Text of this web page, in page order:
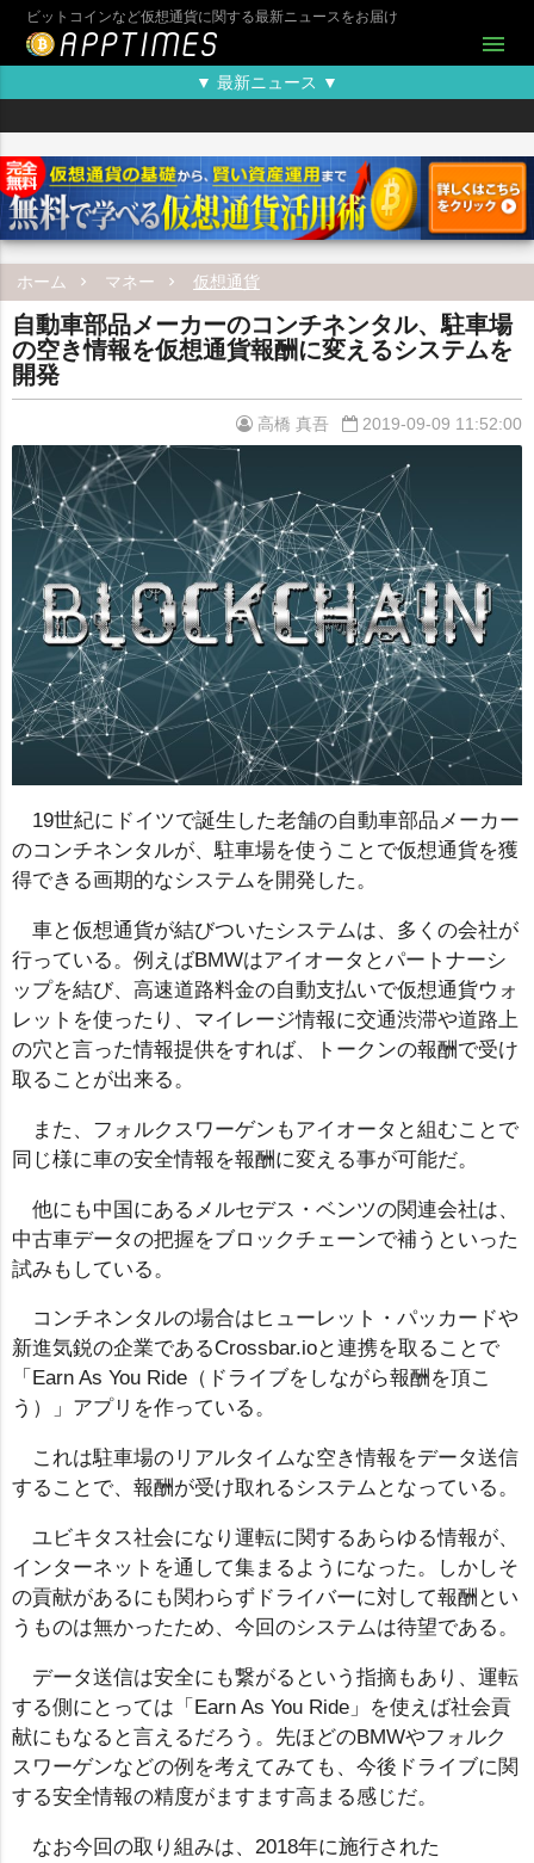
ビットコインなど仮想通貨に関する最新ニュースをお届け
menu
▼ 最新ニュース ▼
ホーム マネー 仮想通貨
自動車部品メーカーのコンチネンタル、駐車場
の空き情報を仮想通貨報酬に変えるシステムを
開発
高橋 真吾 2019-09-09 11:52:00
19世紀にドイツで誕生した老舗の自動車部品メーカー
のコンチネンタルが、駐車場を使うことで仮想通貨を獲
得できる画期的なシステムを開発した。
車と仮想通貨が結びついたシステムは、多くの会社が
行っている。例えばBMWはアイオータとパートナーシ
ップを結び、高速道路料金の自動支払いで仮想通貨ウォ
レットを使ったり、マイレージ情報に交通渋滞や道路上
の穴と言った情報提供をすれば、トークンの報酬で受け
取ることが出来る。
また、フォルクスワーゲンもアイオータと組むことで
同じ様に車の安全情報を報酬に変える事が可能だ。
他にも中国にあるメルセデス・ベンツの関連会社は、
中古車データの把握をブロックチェーンで補うといった
試みもしている。
コンチネンタルの場合はヒューレット・パッカードや
新進気鋭の企業であるCrossbar.ioと連携を取ることで
「Earn As You Ride（ドライブをしながら報酬を頂こ
う）」アプリを作っている。
これは駐車場のリアルタイムな空き情報をデータ送信
することで、報酬が受け取れるシステムとなっている。
ユビキタス社会になり運転に関するあらゆる情報が、
インターネットを通して集まるようになった。しかしそ
の貢献があるにも関わらずドライバーに対して報酬とい
うものは無かったため、今回のシステムは待望である。
データ送信は安全にも繋がるという指摘もあり、運転
する側にとっては「Earn As You Ride」を使えば社会貢
献にもなると言えるだろう。先ほどのBMWやフォルク
スワーゲンなどの例を考えてみても、今後ドライブに関
する安全情報の精度がますます高まる感じだ。
なお今回の取り組みは、2018年に施行された